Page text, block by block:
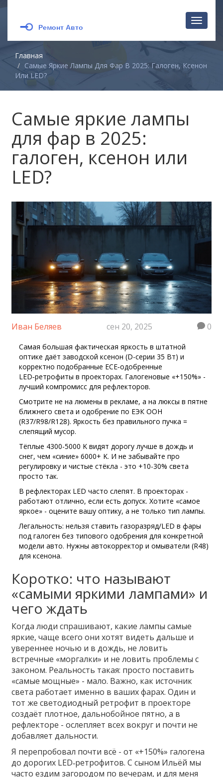
Главная
Самые Яркие Лампы Для Фар В 2025: Галоген, Ксенон
Или LED?
Самые яркие лампы
для фар в 2025:
галоген, ксенон или
LED?
Иван Беляев сен 20, 2025 0
Самая большая фактическая яркость в штатной
оптике даёт заводской ксенон (D-серии 35 Вт) и
корректно подобранные ECE‑одобренные
LED‑ретрофиты в проекторах. Галогеновые «+150%» -
лучший компромисс для рефлекторов.
Смотрите не на люмены в рекламе, а на люксы в пятне
ближнего света и одобрение по ЕЭК ООН
(R37/R98/R128). Яркость без правильного пучка =
слепящий мусор.
Тёплые 4300-5000 K видят дорогу лучше в дождь и
снег, чем «синие» 6000+ K. И не забывайте про
регулировку и чистые стёкла - это +10-30% света
просто так.
В рефлекторах LED часто слепят. В проекторах -
работают отлично, если есть допуск. Хотите «самое
яркое» - оцените вашу оптику, а не только тип лампы.
Легальность: нельзя ставить газоразряд/LED в фары
под галоген без типового одобрения для конкретной
модели авто. Нужны автокорректор и омыватели (R48)
для ксенона.
Коротко: что называют
«самыми яркими лампами» и
чего ждать
Когда люди спрашивают, какие лампы самые
яркие, чаще всего они хотят видеть дальше и
увереннее ночью и в дождь, не ловить
встречные «моргалки» и не ловить проблемы с
законом. Реальность такая: просто поставить
«самые мощные» - мало. Важно, как источник
света работает именно в ваших фарах. Один и
тот же светодиодный ретрофит в проекторе
создаёт плотное, дальнобойное пятно, а в
рефлекторе - ослепляет всех вокруг и почти не
добавляет дальности.
Я перепробовал почти всё - от «+150%» галогена
до дорогих LED‑ретрофитов. С сыном Ильёй мы
часто ездим загородом по вечерам, и для меня